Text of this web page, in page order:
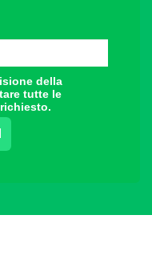
della
tutte le